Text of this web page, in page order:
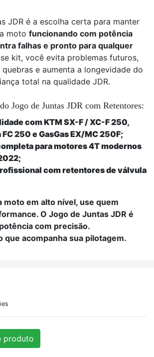
JDR é a escolha certa para manter
moto funcionando com potência
falhas e pronto para qualquer
kit, você evita problemas futuros,
e aumenta a longevidade do
total na qualidade JDR.
Jogo de Juntas JDR com Retentores:
com KTM SX-F / XC-F 250,
250 e GasGas EX/MC 250F;
para motores 4T modernos
com retentores de válvula
moto em alto nível, use quem
O Jogo de Juntas JDR é
com precisão.
que acompanha sua pilotagem.
produto